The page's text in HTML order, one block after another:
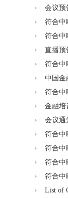
会议预
符合中
符合中
直播预
符合中
中国金
符合中
金融培
会议通
符合中
符合中
符合中
符合中
List of